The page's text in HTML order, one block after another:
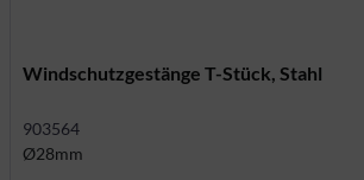
Windschutzgestänge T-Stück, Stahl
903564
Ø28mm